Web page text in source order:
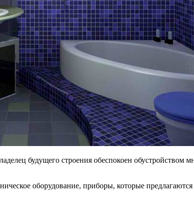
будущего строения обеспокоен
оборудование, приборы, которые